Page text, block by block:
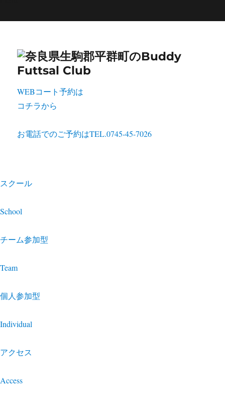
WEBコート予約は
コチラから
お電話でのご予約はTEL.0745-45-7026
スクール
School
チーム参加型
Team
個人参加型
Individual
アクセス
Access